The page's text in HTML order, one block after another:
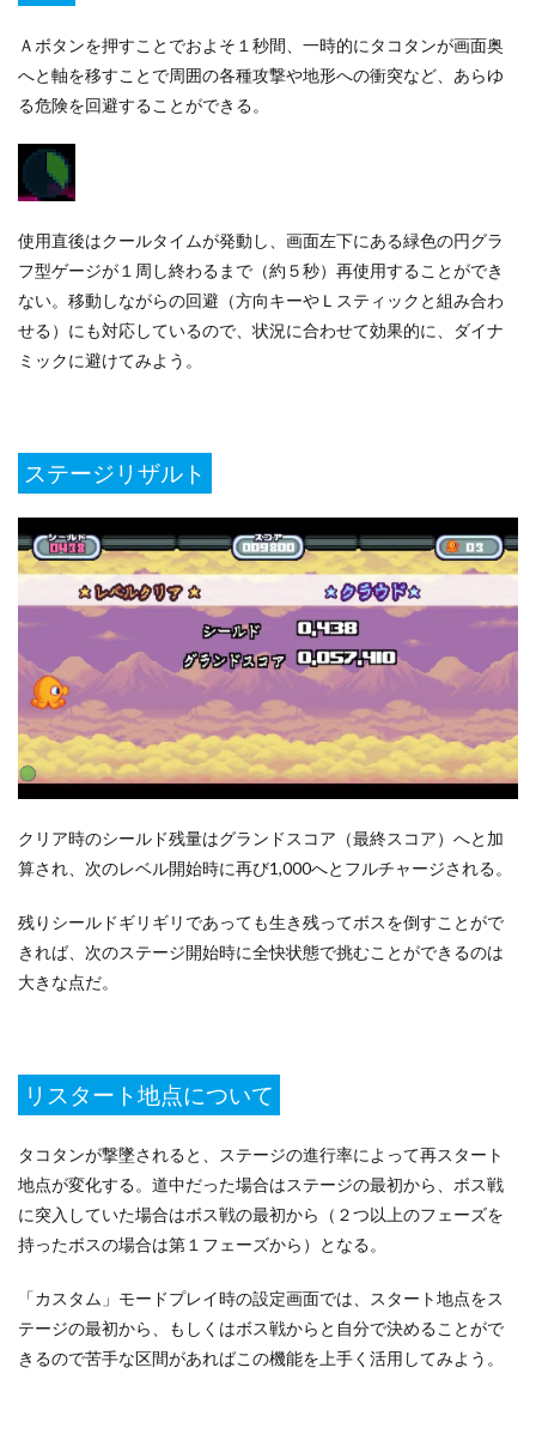
Ａボタンを押すことでおよそ１秒間、一時的にタコタンが画面奥
へと軸を移すことで周囲の各種攻撃や地形への衝突など、あらゆ
る危険を回避することができる。
使用直後はクールタイムが発動し、画面左下にある緑色の円グラ
フ型ゲージが１周し終わるまで（約５秒）再使用することができ
ない。移動しながらの回避（方向キーやＬスティックと組み合わ
せる）にも対応しているので、状況に合わせて効果的に、ダイナ
ミックに避けてみよう。
ステージリザルト
クリア時のシールド残量はグランドスコア（最終スコア）へと加
算され、次のレベル開始時に再び1,000へとフルチャージされる。
残りシールドギリギリであっても生き残ってボスを倒すことがで
きれば、次のステージ開始時に全快状態で挑むことができるのは
大きな点だ。
リスタート地点について
タコタンが撃墜されると、ステージの進行率によって再スタート
地点が変化する。道中だった場合はステージの最初から、ボス戦
に突入していた場合はボス戦の最初から（２つ以上のフェーズを
持ったボスの場合は第１フェーズから）となる。
「カスタム」モードプレイ時の設定画面では、スタート地点をス
テージの最初から、もしくはボス戦からと自分で決めることがで
きるので苦手な区間があればこの機能を上手く活用してみよう。